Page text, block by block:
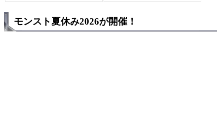
モンスト夏休み2026が開催！